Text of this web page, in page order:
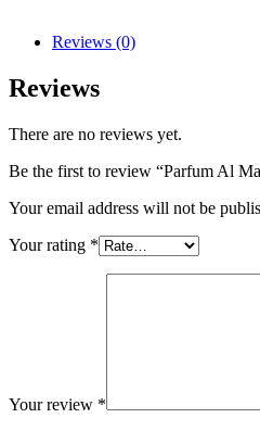
Reviews (0)
Reviews
There are no reviews yet.
Be the first to review “Parfum Al
Your email address will not be
Your rating *
Your review *